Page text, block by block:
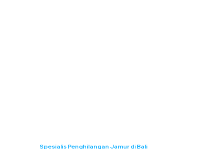
Spesialis Penghilangan Jamur di Bali